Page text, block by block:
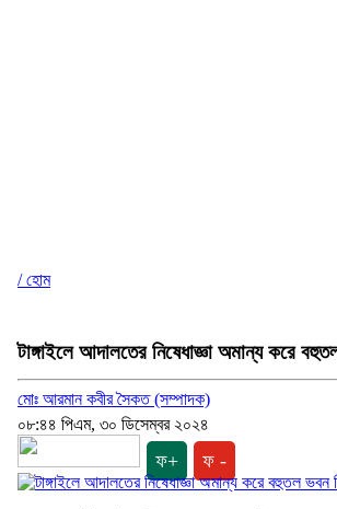
/ হোম
টাঙ্গাইলে আদালতের নিষেধাজ্ঞা অমান্য করে
মোঃ আরমান কবীর সৈকত (সম্পাদক)
০৮:৪৪ পিএম, ৩০ ডিসেম্বর ২০২৪
ফ+ ফ -